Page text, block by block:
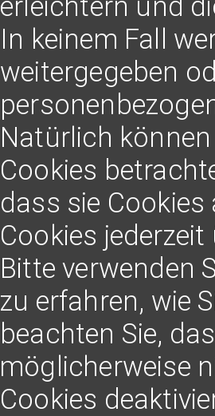
erleichtern und
In keinem Fall
weitergegeben
Natürlich
Cookies
dass sie
Cookies
Bitte verwenden
zu erfahren, wie
beachten Sie,
möglicherweise
Cookies